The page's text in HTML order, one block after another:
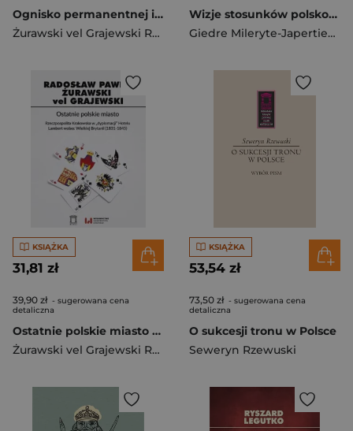
Ognisko permanentnej insurekcji Powstanie 1846 r. i likwidacja Rzeczypospolitej Krakowskiej w „dyplomacji” Hotelu Lambert wobec moca
Żurawski vel Grajewski Radosław Paweł
Wizje stosunków polsko-litewskich w środowiskach emigracji 1945-1990
Giedre Mileryte-Japertiene
KSIĄŻKA
31,81 zł
39,90 zł - sugerowana cena
detaliczna
Ostatnie polskie miasto Rzeczpospolita Krakowska w "dyplomacji" Hotelu Lambert wobec Wielkiej Brytanii (1831-1845)
Żurawski vel Grajewski Radosław Paweł
KSIĄŻKA
53,54 zł
73,50 zł - sugerowana cena
detaliczna
O sukcesji tronu w Polsce
Seweryn Rzewuski